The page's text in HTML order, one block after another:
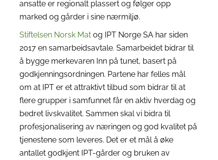
ansatte er regionalt plassert og følger opp
marked og gårder i sine nærmiljø.
Stiftelsen Norsk Mat og IPT Norge SA har siden
2017 en samarbeidsavtale. Samarbeidet bidrar til
å bygge merkevaren Inn på tunet, basert på
godkjenningsordningen. Partene har felles mål
om at IPT er et attraktivt tilbud som bidrar til at
flere grupper i samfunnet får en aktiv hverdag og
bedret livskvalitet. Sammen skal vi bidra til
profesjonalisering av næringen og god kvalitet på
tjenestene som leveres. Det er et mål å øke
antallet godkjent IPT-gårder og bruken av